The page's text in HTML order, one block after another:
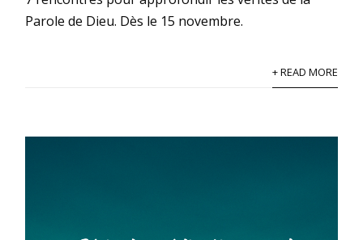
Parole de Dieu. Dès le 15 novembre.
+ READ MORE